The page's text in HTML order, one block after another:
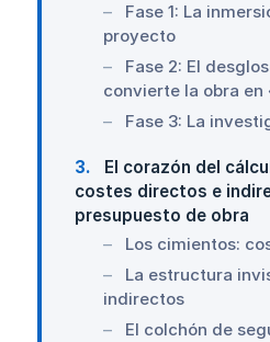
Fase 1: La
proyecto
Fase 2: El
convierte la obra en
Fase 3: La
3
El corazón del
costes directos e
presupuesto de obra
Los cimientos:
La estructura
indirectos
El colchón de